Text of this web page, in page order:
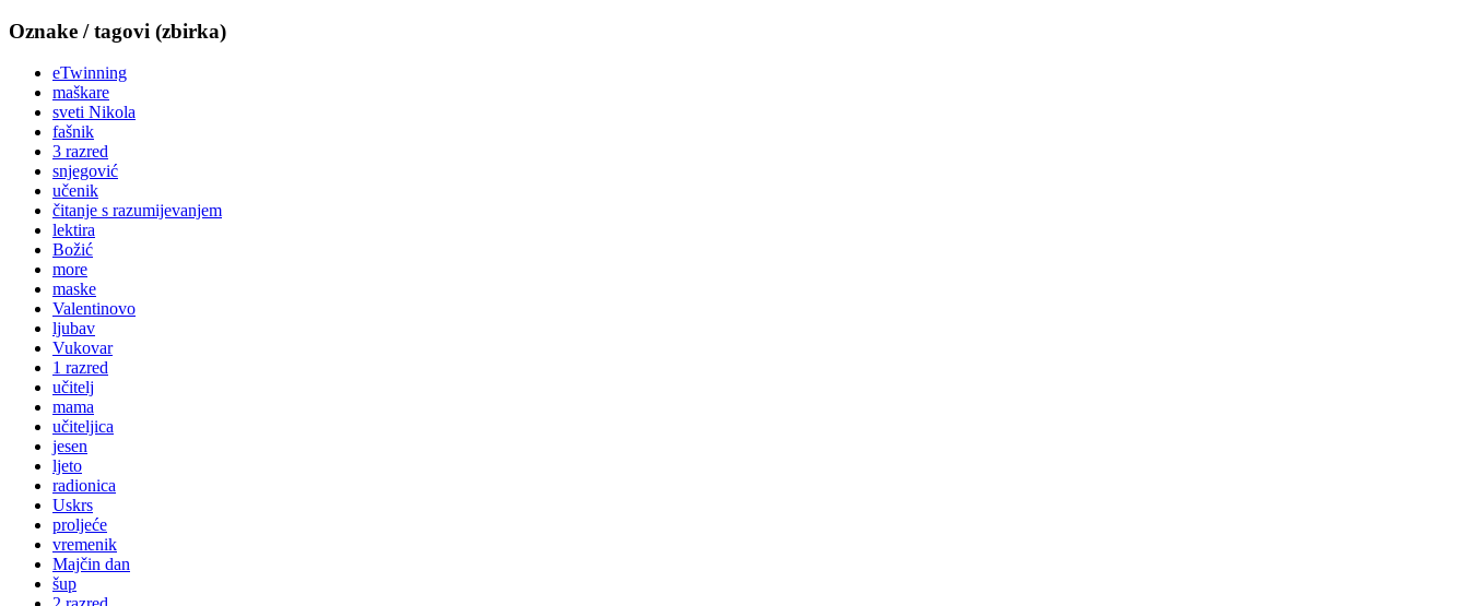
Oznake / tagovi (zbirka)
eTwinning
maškare
sveti Nikola
fašnik
3 razred
snjegović
učenik
čitanje s razumijevanjem
lektira
Božić
more
maske
Valentinovo
ljubav
Vukovar
1 razred
učitelj
mama
učiteljica
jesen
ljeto
radionica
Uskrs
proljeće
vremenik
Majčin dan
šup